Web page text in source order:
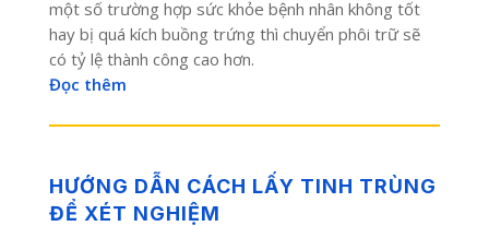
một số trường hợp sức khỏe bệnh nhân không tốt
hay bị quá kích buồng trứng thì chuyển phôi trữ sẽ
có tỷ lệ thành công cao hơn.
Đọc thêm
HƯỚNG DẪN CÁCH LẤY TINH TRÙNG
ĐỂ XÉT NGHIỆM